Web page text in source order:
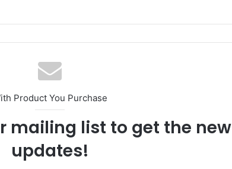
Product You Purchase
mailing list to get the new
updates!